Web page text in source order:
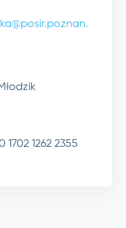
1702 1262 2355